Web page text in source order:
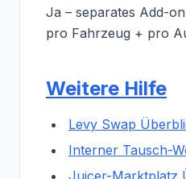
Ja – separates Add-
pro Fahrzeug + pro
Weitere Hilfe
Levy Swap
Interner Tausch-
Juicer-Marktplatz